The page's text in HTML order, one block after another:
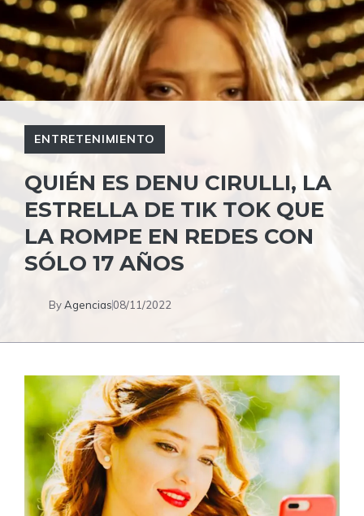
ENTRETENIMIENTO
QUIÉN ES DENU CIRULLI, LA
ESTRELLA DE TIK TOK QUE
LA ROMPE EN REDES CON
SÓLO 17 AÑOS
ByAgencias08/11/2022